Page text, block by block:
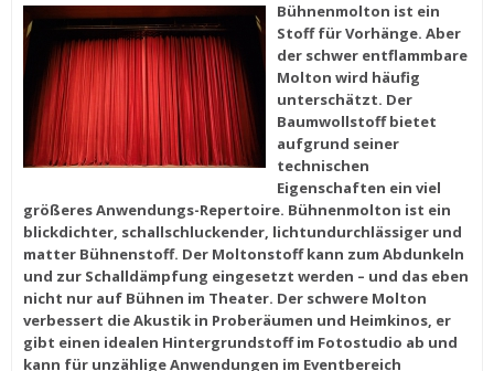
Bühnenmolton ist ein
Stoff für Vorhänge. Aber
der schwer entflammbare
Molton wird häufig
unterschätzt. Der
Baumwollstoff bietet
aufgrund seiner
technischen
Eigenschaften ein viel
größeres Anwendungs-Repertoire. Bühnenmolton ist ein
blickdichter, schallschluckender, lichtundurchlässiger und
matter Bühnenstoff. Der Moltonstoff kann zum Abdunkeln
und zur Schalldämpfung eingesetzt werden – und das eben
nicht nur auf Bühnen im Theater. Der schwere Molton
verbessert die Akustik in Proberäumen und Heimkinos, er
gibt einen idealen Hintergrundstoff im Fotostudio ab und
kann für unzählige Anwendungen im Eventbereich